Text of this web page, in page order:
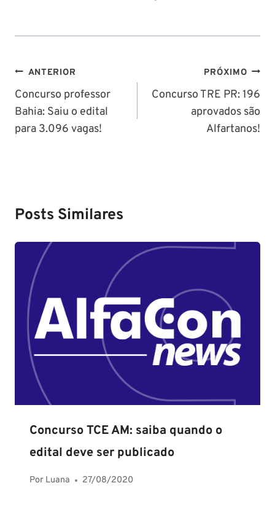
Navegação
de
Post
ANTERIOR
Concurso professor
Bahia: Saiu o edital
para 3.096 vagas!
PRÓXIMO
Concurso TRE PR: 196
aprovados são
Alfartanos!
Posts Similares
Concurso TCE AM: saiba quando o
edital deve ser publicado
Por Luana 27/08/2020